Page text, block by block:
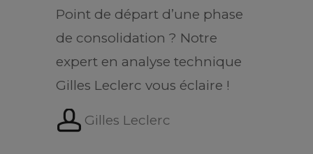
Point de départ d’une phase
de consolidation ? Notre
expert en analyse technique
Gilles Leclerc vous éclaire !
Gilles Leclerc